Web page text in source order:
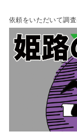
依頼をいただいて調